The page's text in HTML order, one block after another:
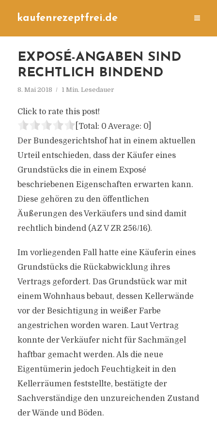
kaufenrezeptfrei.de
EXPOSÉ-ANGABEN SIND
RECHTLICH BINDEND
8. Mai 2018 1 Min. Lesedauer
Click to rate this post!
[Total: 0 Average: 0]
Der Bundesgerichtshof hat in einem aktuellen
Urteil entschieden, dass der Käufer eines
Grundstücks die in einem Exposé
beschriebenen Eigenschaften erwarten kann.
Diese gehören zu den öffentlichen
Äußerungen des Verkäufers und sind damit
rechtlich bindend (AZ V ZR 256/16).
Im vorliegenden Fall hatte eine Käuferin eines
Grundstücks die Rückabwicklung ihres
Vertrags gefordert. Das Grundstück war mit
einem Wohnhaus bebaut, dessen Kellerwände
vor der Besichtigung in weißer Farbe
angestrichen worden waren. Laut Vertrag
konnte der Verkäufer nicht für Sachmängel
haftbar gemacht werden. Als die neue
Eigentümerin jedoch Feuchtigkeit in den
Kellerräumen feststellte, bestätigte der
Sachverständige den unzureichenden Zustand
der Wände und Böden.